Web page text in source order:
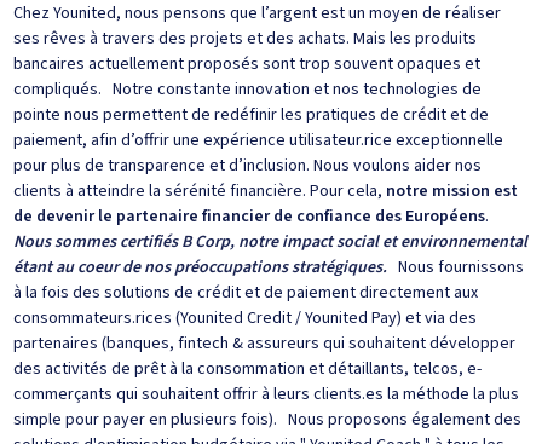
Chez Younited, nous pensons que l’argent est un moyen de réaliser
ses rêves à travers des projets et des achats. Mais les produits
bancaires actuellement proposés sont trop souvent opaques et
compliqués. Notre constante innovation et nos technologies de
pointe nous permettent de redéfinir les pratiques de crédit et de
paiement, afin d’offrir une expérience utilisateur.rice exceptionnelle
pour plus de transparence et d’inclusion. Nous voulons aider nos
clients à atteindre la sérénité financière. Pour cela, notre mission est
de devenir le partenaire financier de confiance des Européens.
Nous sommes certifiés B Corp, notre impact social et environnemental
étant au coeur de nos préoccupations stratégiques. Nous fournissons
à la fois des solutions de crédit et de paiement directement aux
consommateurs.rices (Younited Credit / Younited Pay) et via des
partenaires (banques, fintech & assureurs qui souhaitent développer
des activités de prêt à la consommation et détaillants, telcos, e-
commerçants qui souhaitent offrir à leurs clients.es la méthode la plus
simple pour payer en plusieurs fois). Nous proposons également des